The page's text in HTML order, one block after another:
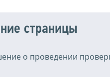
страницы
о проведении